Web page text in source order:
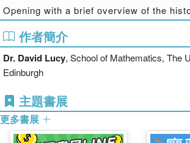
Opening with a brief overview of the
statistics within forensic science, the
introduce statistical techniques
examine data obtained during
There is a strong emphasis on the
observation as evidence and modern
approaches to interpreting forensic data
The analysis of key forms of evidence
throughout with a particular focus on
glass.
作者簡介
Dr. David Lucy, School of Mathematics, The
Edinburgh
主題書展
更多書展